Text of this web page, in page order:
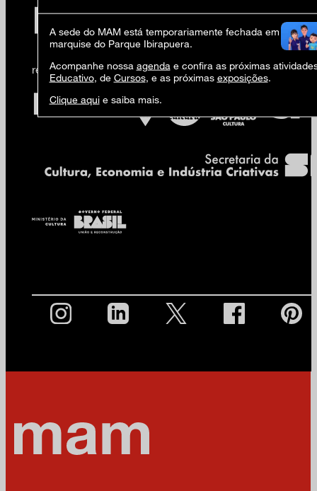
realização
A sede do MAM está temporariamente fechada em virtude
marquise do Parque Ibirapuera.
Acompanhe nossa agenda e confira as próximas
Educativo, de Cursos, e as próximas exposições.
Clique aquie saiba mais.